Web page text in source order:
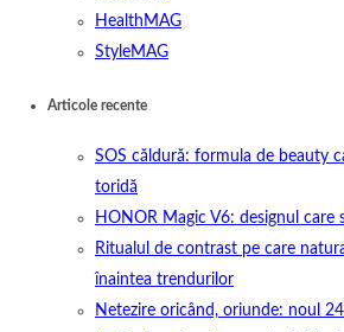
HealthMAG
StyleMAG
Articole recente
SOS căldură: formula de beauty
toridă
HONOR Magic V6: designul care
Ritualul de contrast pe care
înaintea trendurilor
Netezire oricând, oriunde: noul